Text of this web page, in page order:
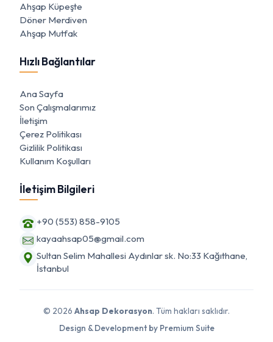
Ahşap Küpeşte
Döner Merdiven
Ahşap Mutfak
Hızlı Bağlantılar
Ana Sayfa
Son Çalışmalarımız
İletişim
Çerez Politikası
Gizlilik Politikası
Kullanım Koşulları
İletişim Bilgileri
+90 (553) 858-9105
kayaahsap05@gmail.com
Sultan Selim Mahallesi Aydınlar sk. No:33 Kağıthane,
İstanbul
© 2026 Ahsap Dekorasyon. Tüm hakları saklıdır.
Design & Development by Premium Suite